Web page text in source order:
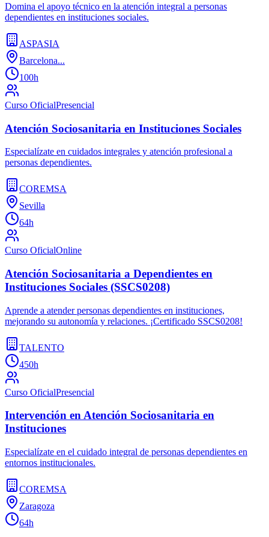
Domina el apoyo técnico en la atención integral a personas
dependientes en instituciones sociales.
ASPASIA
Barcelona...
100h
Curso OficialPresencial
Atención Sociosanitaria en Instituciones Sociales
Especialízate en cuidados integrales y atención profesional a
personas dependientes.
COREMSA
Sevilla
64h
Curso OficialOnline
Atención Sociosanitaria a Dependientes en
Instituciones Sociales (SSCS0208)
Aprende a atender personas dependientes en instituciones,
mejorando su autonomía y relaciones. ¡Certificado SSCS0208!
TALENTO
450h
Curso OficialPresencial
Intervención en Atención Sociosanitaria en
Instituciones
Especialízate en el cuidado integral de personas dependientes en
entornos institucionales.
COREMSA
Zaragoza
64h